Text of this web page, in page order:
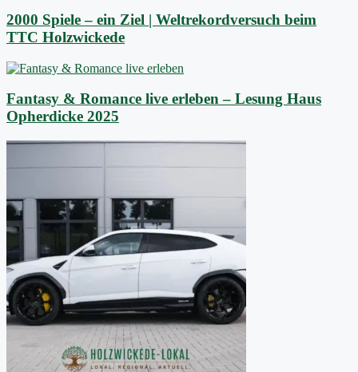
2000 Spiele – ein Ziel | Weltrekordversuch beim
TTC Holzwickede
Fantasy & Romance live erleben – Lesung Haus
Opherdicke 2025